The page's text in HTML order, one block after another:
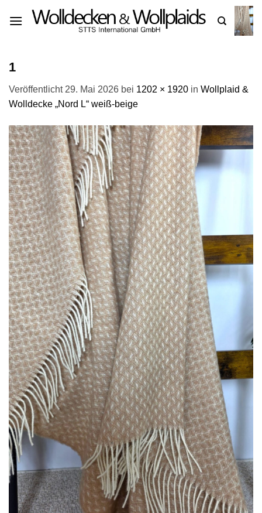
Inhalt
1
Veröffentlicht 29. Mai 2026 bei 1202 × 1920 in Wollplaid &
Wolldecke „Nord L“ weiß-beige